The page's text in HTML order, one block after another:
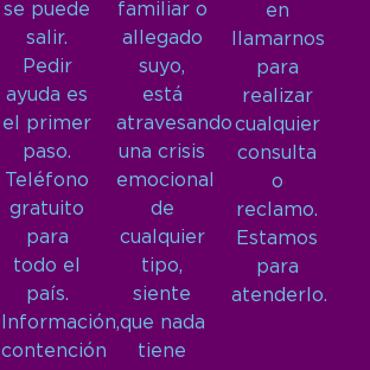
se puede
salir.
Pedir
ayuda es
el primer
paso.
Teléfono
gratuito
para
todo el
país.
Información,
contención
familiar o
allegado
suyo,
está
atravesando
una crisis
emocional
de
cualquier
tipo,
siente
que nada
tiene
en
llamarnos
para
realizar
cualquier
consulta
o
reclamo.
Estamos
para
atenderlo.